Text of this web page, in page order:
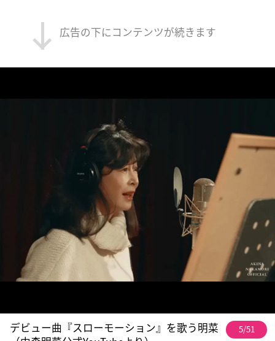
広告の下にコンテンツが続きます
デビュー曲『スローモーション』を歌う明菜
5/51